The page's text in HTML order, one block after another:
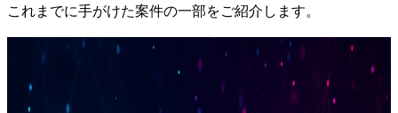
これまでに手がけた案件の一部をご紹介します。